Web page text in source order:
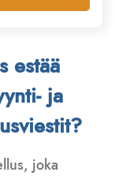
estää
ja
joka